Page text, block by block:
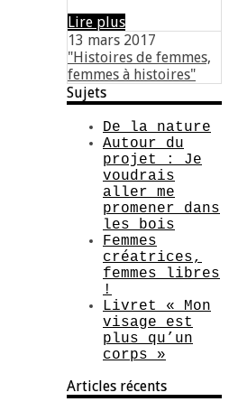
Lire plus
13 mars 2017
"Histoires de femmes,
femmes à histoires"
Sujets
De la nature
Autour du
projet : Je
voudrais
aller me
promener dans
les bois
Femmes
créatrices,
femmes libres
!
Livret « Mon
visage est
plus qu’un
corps »
Articles récents